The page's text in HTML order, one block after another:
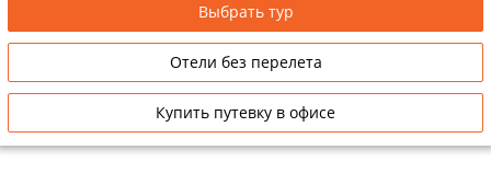
Выбрать тур
Отели без перелета
Купить путевку в офисе